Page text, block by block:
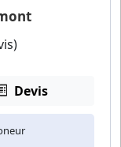
Devis